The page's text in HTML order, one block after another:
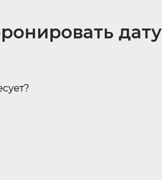
дату